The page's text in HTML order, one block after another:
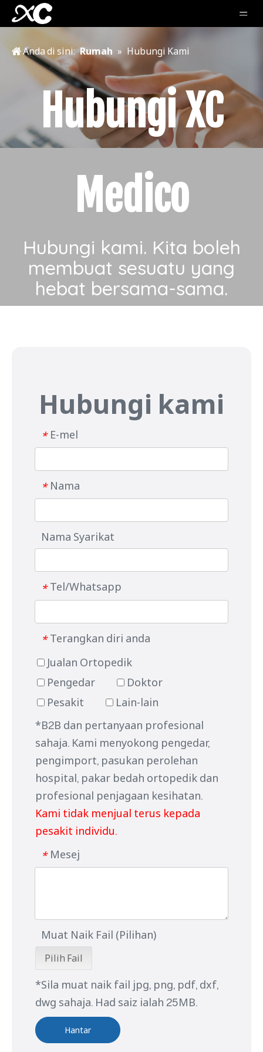
Anda di sini: Rumah » Hubungi Kami
Hubungi XC
Medico
Hubungi kami. Kita boleh
membuat sesuatu yang
hebat bersama-sama.
Hubungi kami
* E-mel
* Nama
Nama Syarikat
* Tel/Whatsapp
* Terangkan diri anda
Jualan Ortopedik
Pengedar
Doktor
Pesakit
Lain-lain
*B2B dan pertanyaan profesional
sahaja. Kami menyokong pengedar,
pengimport, pasukan perolehan
hospital, pakar bedah ortopedik dan
profesional penjagaan kesihatan.
Kami tidak menjual terus kepada
pesakit individu.
* Mesej
Muat Naik Fail (Pilihan)
Pilih Fail
*Sila muat naik fail jpg, png, pdf, dxf,
dwg sahaja. Had saiz ialah 25MB.
Hantar